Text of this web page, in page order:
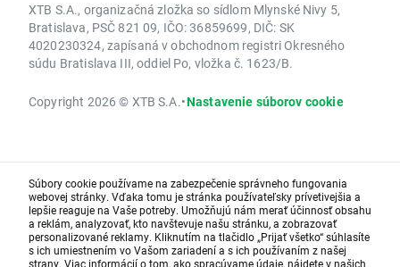
XTB S.A., organizačná zložka so sídlom Mlynské Nivy 5,
Bratislava, PSČ 821 09, IČO: 36859699, DIČ: SK
4020230324, zapísaná v obchodnom registri Okresného
súdu Bratislava III, oddiel Po, vložka č. 1623/B.
Copyright 2026 © XTB S.A.•Nastavenie súborov cookie
Súbory cookie používame na zabezpečenie správneho fungovania
webovej stránky. Vďaka tomu je stránka používateľsky prívetivejšia a
lepšie reaguje na Vaše potreby. Umožňujú nám merať účinnosť obsahu
a reklám, analyzovať, kto navštevuje našu stránku, a zobrazovať
personalizované reklamy. Kliknutím na tlačidlo „Prijať všetko“ súhlasíte
s ich umiestnením vo Vašom zariadení a s ich používaním z našej
strany. Viac informácií o tom, ako spracúvame údaje, nájdete v našich